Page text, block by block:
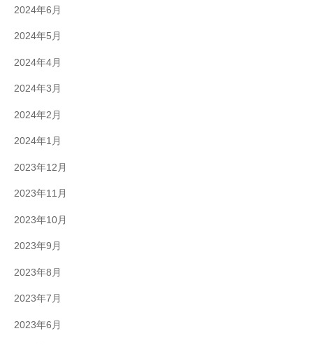
2024年6月
2024年5月
2024年4月
2024年3月
2024年2月
2024年1月
2023年12月
2023年11月
2023年10月
2023年9月
2023年8月
2023年7月
2023年6月